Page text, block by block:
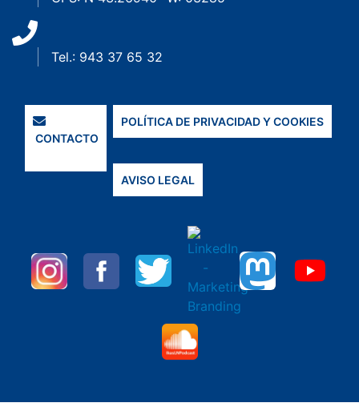
Tel.: 943 37 65 32
CONTACTO
POLÍTICA DE PRIVACIDAD Y COOKIES
AVISO LEGAL